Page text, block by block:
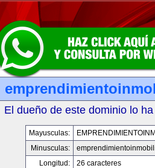
El dueño de este dominio lo
Mayusculas:
Minusculas:
Longitud:
26 caracteres